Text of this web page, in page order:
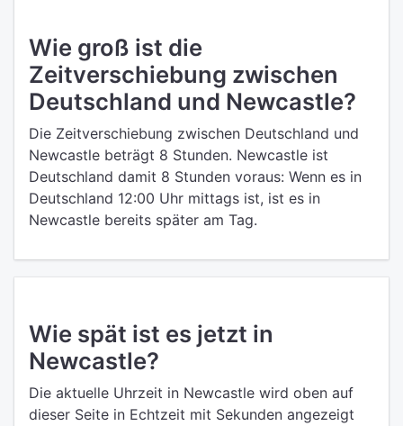
Wie groß ist die
Zeitverschiebung zwischen
Deutschland und Newcastle?
Die Zeitverschiebung zwischen Deutschland und
Newcastle beträgt 8 Stunden. Newcastle ist
Deutschland damit 8 Stunden voraus: Wenn es in
Deutschland 12:00 Uhr mittags ist, ist es in
Newcastle bereits später am Tag.
Wie spät ist es jetzt in
Newcastle?
Die aktuelle Uhrzeit in Newcastle wird oben auf
dieser Seite in Echtzeit mit Sekunden angezeigt